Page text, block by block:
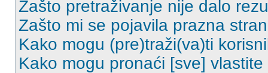
Zašto pretraživanje nije dalo
Zašto mi se pojavila prazna
Kako mogu (pre)traži(va)ti
Kako mogu pronaći [sve]